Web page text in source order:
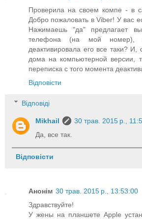
Проверила на своем компе - в
Добро пожаловать в Viber! У вас
Нажимаешь "да" предлагает
телефона (на мой номер),
деактивировала его все таки? И,
дома на компьютерной версии,
переписка с того момента
Відповісти
Відповіді
Mikhail
30 трав. 2015 р.,
Да, все так.
Відповісти
Анонім 30 трав. 2015 р., 13:53:00
Здравствуйте!
У жены на планшете Apple